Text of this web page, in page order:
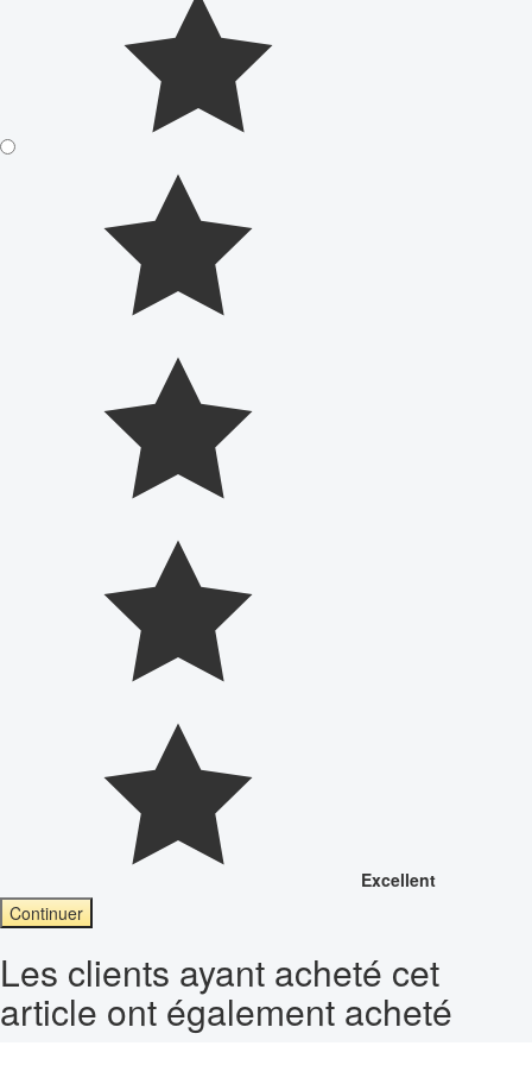
Excellent
Continuer
Les clients ayant acheté cet
article ont également acheté